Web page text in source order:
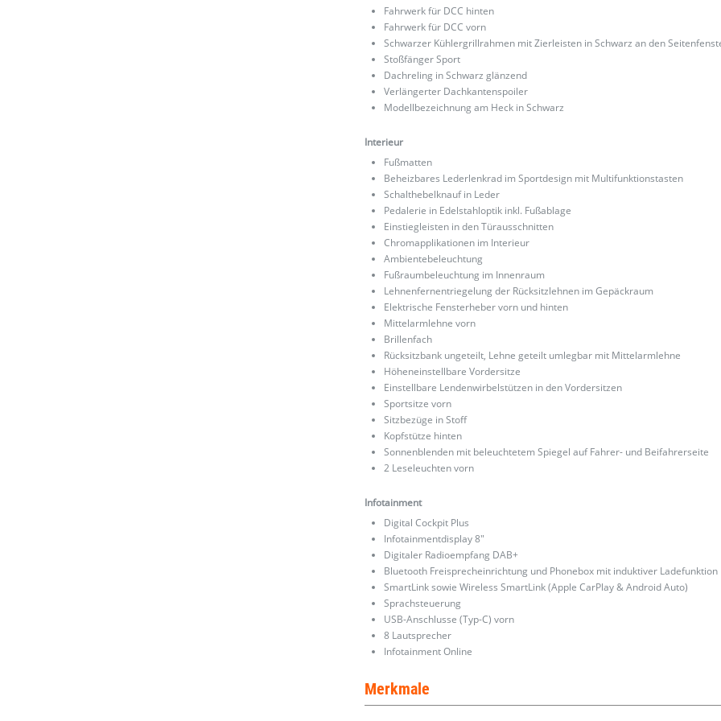
Fahrwerk für DCC hinten
Fahrwerk für DCC vorn
Schwarzer Kühlergrillrahmen mit Zierleisten in Schwarz an den
Stoßfänger Sport
Dachreling in Schwarz glänzend
Verlängerter Dachkantenspoiler
Modellbezeichnung am Heck in Schwarz
Interieur
Fußmatten
Beheizbares Lederlenkrad im Sportdesign mit Multifunktionstasten
Schalthebelknauf in Leder
Pedalerie in Edelstahloptik inkl. Fußablage
Einstiegleisten in den Türausschnitten
Chromapplikationen im Interieur
Ambientebeleuchtung
Fußraumbeleuchtung im Innenraum
Lehnenfernentriegelung der Rücksitzlehnen im Gepäckraum
Elektrische Fensterheber vorn und hinten
Mittelarmlehne vorn
Brillenfach
Rücksitzbank ungeteilt, Lehne geteilt umlegbar mit Mittelarmlehne
Höheneinstellbare Vordersitze
Einstellbare Lendenwirbelstützen in den Vordersitzen
Sportsitze vorn
Sitzbezüge in Stoff
Kopfstütze hinten
Sonnenblenden mit beleuchtetem Spiegel auf Fahrer- und Beifahrerseite
2 Leseleuchten vorn
Infotainment
Digital Cockpit Plus
Infotainmentdisplay 8"
Digitaler Radioempfang DAB+
Bluetooth Freisprecheinrichtung und Phonebox mit induktiver Ladefunktion
SmartLink sowie Wireless SmartLink (Apple CarPlay & Android Auto)
Sprachsteuerung
USB-Anschlusse (Typ-C) vorn
8 Lautsprecher
Infotainment Online
Merkmale